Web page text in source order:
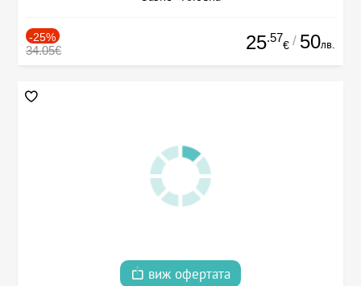
-25%
34.05€ 25.57
€ / 50лв.
виж офертата